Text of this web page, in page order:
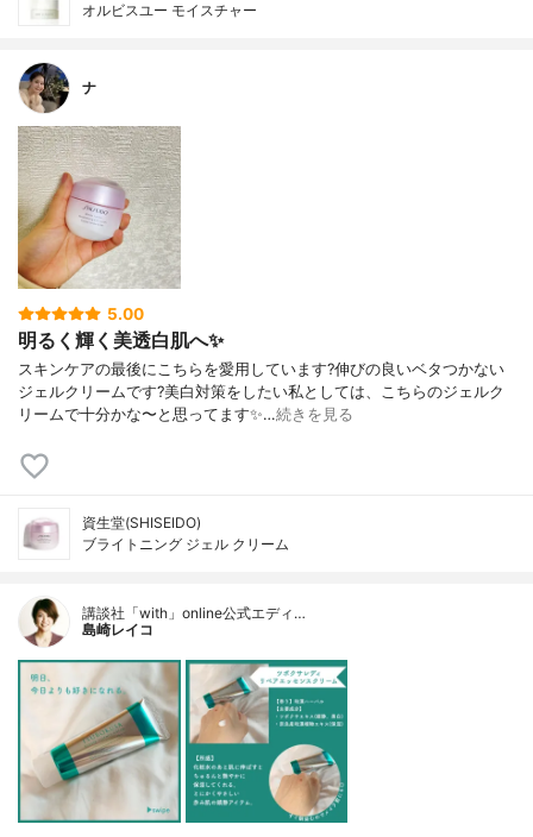
オルビスユー モイスチャー
ナ
5.00
明るく輝く美透白肌へ✨
スキンケアの最後にこちらを愛用しています?伸びの良いベタつかない
ジェルクリームです?美白対策をしたい私としては、こちらのジェルク
リームで十分かな〜と思ってます✨…続きを見る
資生堂(SHISEIDO)
ブライトニング ジェル クリーム
講談社「with」online公式エディ…
島崎レイコ